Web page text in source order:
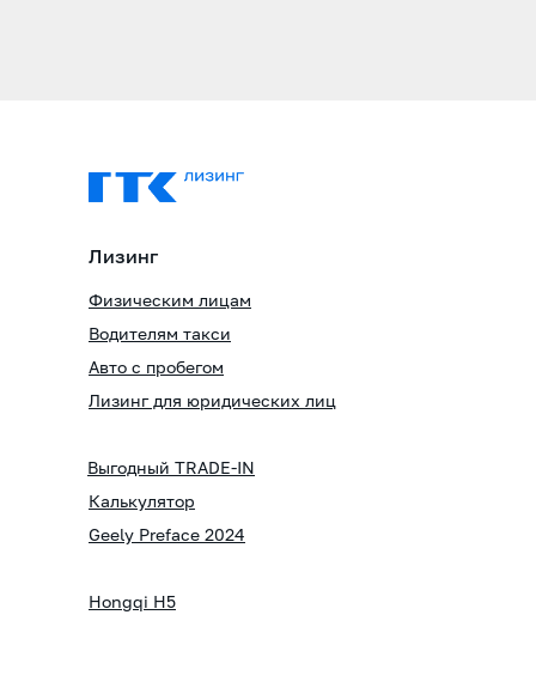
Лизинг
Водителям такси
Физическим лицам
Авто с пробегом
Лизинг для юридических лиц
Калькулятор
Hongqi H5
Выгодный TRADE-IN
Geely Preface 2024